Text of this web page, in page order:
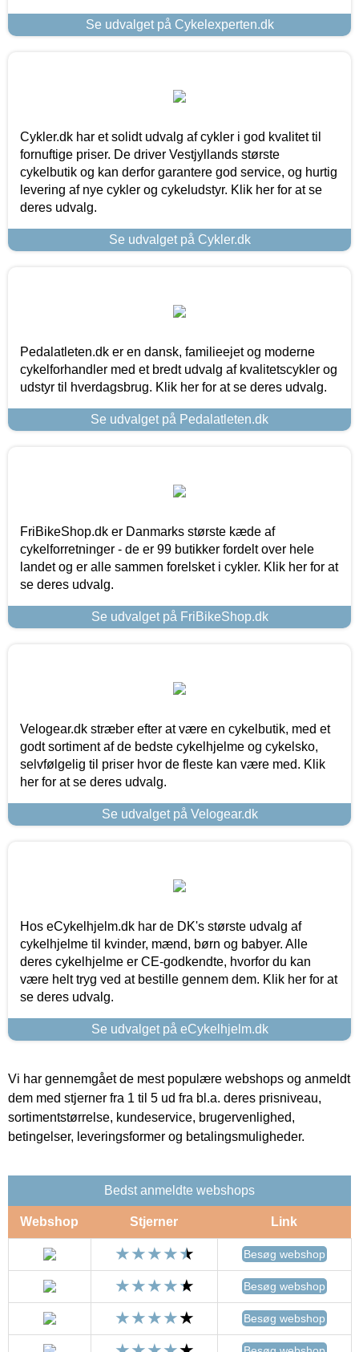
Se udvalget på Cykelexperten.dk
Cykler.dk har et solidt udvalg af cykler i god kvalitet til
fornuftige priser. De driver Vestjyllands største
cykelbutik og kan derfor garantere god service, og hurtig
levering af nye cykler og cykeludstyr. Klik her for at se
deres udvalg.
Se udvalget på Cykler.dk
Pedalatleten.dk er en dansk, familieejet og moderne
cykelforhandler med et bredt udvalg af kvalitetscykler og
udstyr til hverdagsbrug. Klik her for at se deres udvalg.
Se udvalget på Pedalatleten.dk
FriBikeShop.dk er Danmarks største kæde af
cykelforretninger - de er 99 butikker fordelt over hele
landet og er alle sammen forelsket i cykler. Klik her for at
se deres udvalg.
Se udvalget på FriBikeShop.dk
Velogear.dk stræber efter at være en cykelbutik, med et
godt sortiment af de bedste cykelhjelme og cykelsko,
selvfølgelig til priser hvor de fleste kan være med. Klik
her for at se deres udvalg.
Se udvalget på Velogear.dk
Hos eCykelhjelm.dk har de DK's største udvalg af
cykelhjelme til kvinder, mænd, børn og babyer. Alle
deres cykelhjelme er CE-godkendte, hvorfor du kan
være helt tryg ved at bestille gennem dem. Klik her for at
se deres udvalg.
Se udvalget på eCykelhjelm.dk
Vi har gennemgået de mest populære webshops og anmeldt
dem med stjerner fra 1 til 5 ud fra bl.a. deres prisniveau,
sortimentstørrelse, kundeservice, brugervenlighed,
betingelser, leveringsformer og betalingsmuligheder.
Bedst anmeldte webshops
Webshop Stjerner Link
Besøg webshop
Besøg webshop
Besøg webshop